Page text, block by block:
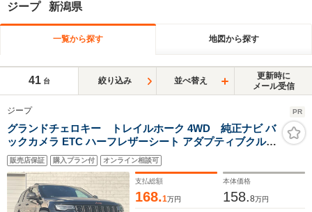
ジープ 新潟県
一覧から探す 地図から探す
41 台 絞り込み 並べ替え
更新時に
メール受信
ジープ PR
グランドチェロキー トレイルホーク 4WD 純正ナビ バ
ックカメラ ETC ハーフレザーシート アダプティブクルー
ズコントロール ドライブレコーダー ステアリングスイッ
チ シートヒーター エアシート 革巻きステアリング 純正
アルミホイール
販売店保証 購入プラン付 オンライン相談可
支払総額
168.1万円
本体価格
158.8万円